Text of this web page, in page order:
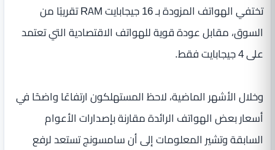
تختفي الهواتف المزودة بـ 16 جيجابايت RAM تقريبًا من
السوق، مقابل عودة قوية للهواتف الاقتصادية التي تعتمد
على 4 جيجابايت فقط.
وخلال الأشهر الماضية، لاحظ المستهلكون ارتفاعًا واضحًا في
أسعار بعض الهواتف الرائدة مقارنة بإصدارات الأعوام
السابقة وتشير المعلومات إلى أن سامسونج تستعد لرفع